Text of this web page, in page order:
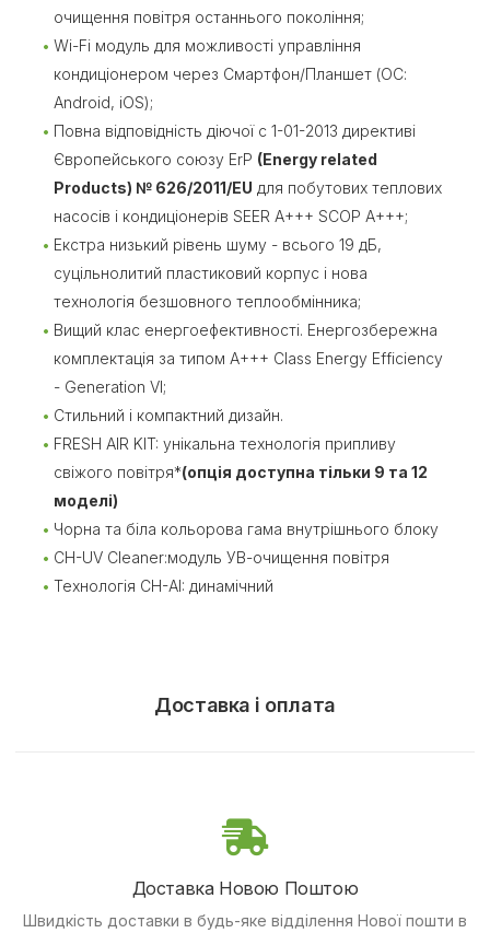
очищення повітря останнього покоління;
Wi-Fi модуль для можливості управління
кондиціонером через Смартфон/Планшет (ОС:
Android, iOS);
Повна відповідність діючої c 1-01-2013 директиві
Європейського союзу ErP (Energy related
Products) № 626/2011/EU для побутових теплових
насосів і кондиціонерів SEER A+++ SCOP A+++;
Екстра низький рівень шуму - всього 19 дБ,
суцільнолитий пластиковий корпус і нова
технологія безшовного теплообмінника;
Вищий клас енергоефективності. Енергозбережна
комплектація за типом A+++ Class Energy Efficiency
- Generation VI;
Стильний і компактний дизайн.
FRESH AIR KIT: унікальна технологія припливу
свіжого повітря*(опція доступна тільки 9 та 12
моделі)
Чорна та біла кольорова гама внутрішнього блоку
CH-UV Cleaner:модуль УВ-очищення повітря
Технологія CH-AI: динамічний
Доставка і оплата
Доставка Новою Поштою
Швидкість доставки в будь-яке відділення Нової пошти в